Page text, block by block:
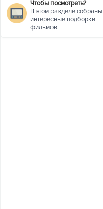
Чтобы посмотреть?
В этом разделе собраны
интересные подборки
фильмов.